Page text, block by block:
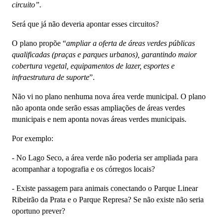
circuito”.
Será que já não deveria apontar esses circuitos?
O plano propõe “ampliar a oferta de áreas verdes públicas
qualificadas (praças e parques urbanos), garantindo maior
cobertura vegetal, equipamentos de lazer, esportes e
infraestrutura de suporte”.
Não vi no plano nenhuma nova área verde municipal. O plano
não aponta onde serão essas ampliações de áreas verdes
municipais e nem aponta novas áreas verdes municipais.
Por exemplo:
- No Lago Seco, a área verde não poderia ser ampliada para
acompanhar a topografia e os córregos locais?
- Existe passagem para animais conectando o Parque Linear
Ribeirão da Prata e o Parque Represa? Se não existe não seria
oportuno prever?